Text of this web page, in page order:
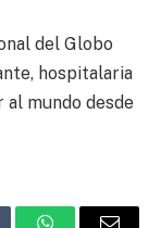
del Globo
hospitalaria
mundo desde